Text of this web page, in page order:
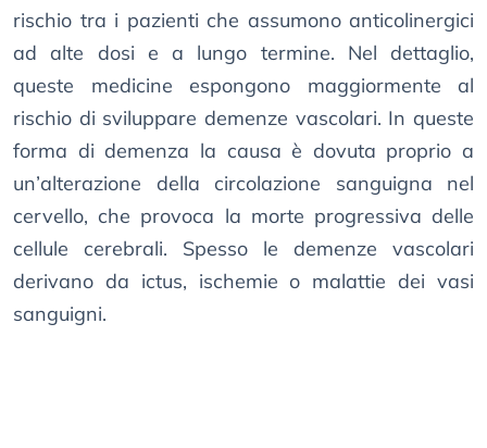
rischio tra i pazienti che assumono anticolinergici
ad alte dosi e a lungo termine. Nel dettaglio,
queste medicine espongono maggiormente al
rischio di sviluppare demenze vascolari. In queste
forma di demenza la causa è dovuta proprio a
un’alterazione della circolazione sanguigna nel
cervello, che provoca la morte progressiva delle
cellule cerebrali. Spesso le demenze vascolari
derivano da ictus, ischemie o malattie dei vasi
sanguigni.